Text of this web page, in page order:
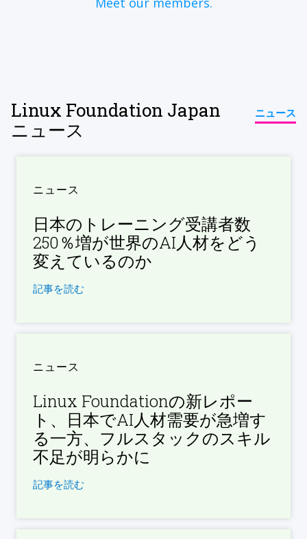
Linux Foundation Japan
ニュース
ニュース
ニュース
日本のトレーニング受講者数
250％増が世界のAI人材をどう
変えているのか
記事を読む
ニュース
Linux Foundationの新レポー
ト、日本でAI人材需要が急増す
る一方、フルスタックのスキル
不足が明らかに
記事を読む